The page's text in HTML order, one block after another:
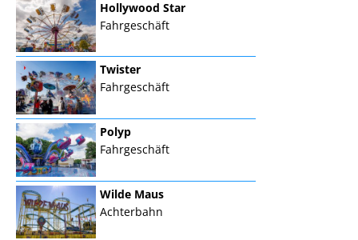
Hollywood Star
Fahrgeschäft
Twister
Fahrgeschäft
Polyp
Fahrgeschäft
Wilde Maus
Achterbahn